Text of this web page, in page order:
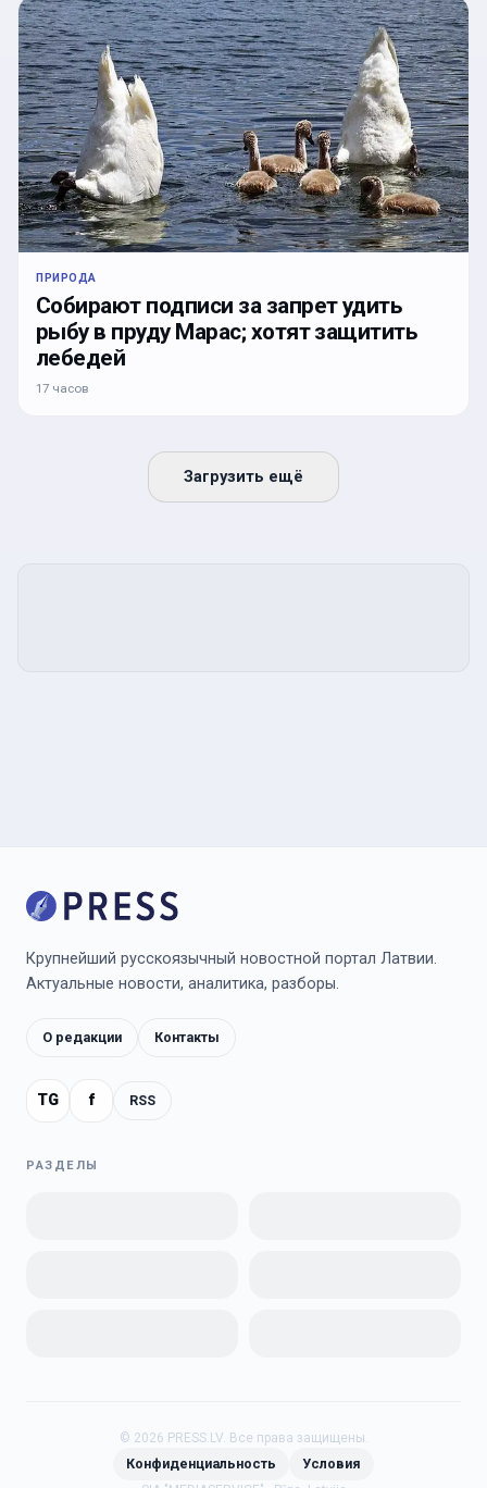
ПРИРОДА
Собирают подписи за запрет удить
рыбу в пруду Марас; хотят защитить
лебедей
17 часов
Загрузить ещё
Крупнейший русскоязычный новостной портал Латвии.
Актуальные новости, аналитика, разборы.
О редакции Контакты
TG f RSS
РАЗДЕЛЫ
© 2026 PRESS.LV. Все права защищены.
Конфиденциальность Условия